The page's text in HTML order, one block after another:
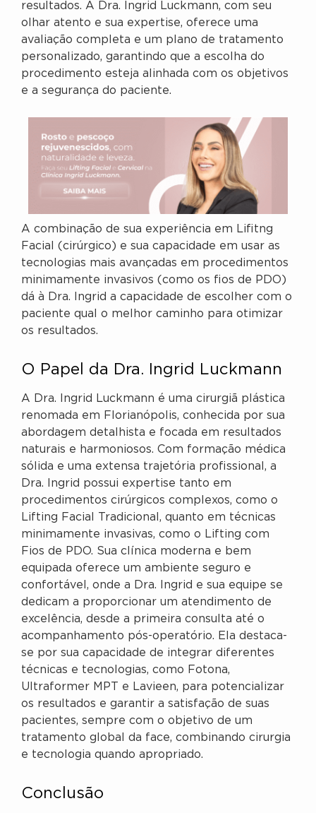
resultados. A Dra. Ingrid Luckmann, com seu
olhar atento e sua expertise, oferece uma
avaliação completa e um plano de tratamento
personalizado, garantindo que a escolha do
procedimento esteja alinhada com os objetivos
e a segurança do paciente.
A combinação de sua experiência em Lifitng
Facial (cirúrgico) e sua capacidade em usar as
tecnologias mais avançadas em procedimentos
minimamente invasivos (como os fios de PDO)
dá à Dra. Ingrid a capacidade de escolher com o
paciente qual o melhor caminho para otimizar
os resultados.
O Papel da Dra. Ingrid Luckmann
A Dra. Ingrid Luckmann é uma cirurgiã plástica
renomada em Florianópolis, conhecida por sua
abordagem detalhista e focada em resultados
naturais e harmoniosos. Com formação médica
sólida e uma extensa trajetória profissional, a
Dra. Ingrid possui expertise tanto em
procedimentos cirúrgicos complexos, como o
Lifting Facial Tradicional, quanto em técnicas
minimamente invasivas, como o Lifting com
Fios de PDO. Sua clínica moderna e bem
equipada oferece um ambiente seguro e
confortável, onde a Dra. Ingrid e sua equipe se
dedicam a proporcionar um atendimento de
excelência, desde a primeira consulta até o
acompanhamento pós-operatório. Ela destaca-
se por sua capacidade de integrar diferentes
técnicas e tecnologias, como Fotona,
Ultraformer MPT e Lavieen, para potencializar
os resultados e garantir a satisfação de suas
pacientes, sempre com o objetivo de um
tratamento global da face, combinando cirurgia
e tecnologia quando apropriado.
Conclusão